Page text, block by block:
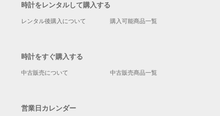
時計をレンタルして購入する
レンタル後購入について 購入可能商品一覧
時計をすぐ購入する
中古販売について 中古販売商品一覧
営業日カレンダー